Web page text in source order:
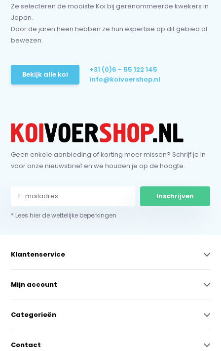
Ze selecteren de mooiste Koi bij gerenommeerde kwekers in
Japan.
Door de jaren heen hebben ze hun expertise op dit gebied al
bewezen.
Bekijk alle koi
+31 (0)6 - 55 122 145
info@koivoershop.nl
Geen enkele aanbieding of korting meer missen? Schrijf je in
voor onze nieuwsbrief en we houden je op de hoogte.
Inschrijven
* Lees hier de wettelijke beperkingen
Klantenservice
Mijn account
Categorieën
Contact